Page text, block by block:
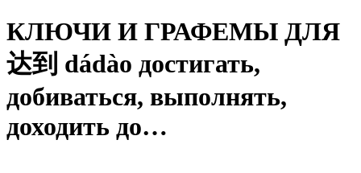
КЛЮЧИ И ГРАФЕМЫ ДЛЯ
达到 dádào достигать,
добиваться, выполнять,
доходить до…